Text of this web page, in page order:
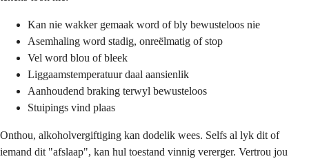
Kan nie wakker gemaak word of bly bewusteloos nie
Asemhaling word stadig, onreëlmatig of stop
Vel word blou of bleek
Liggaamstemperatuur daal aansienlik
Aanhoudend braking terwyl bewusteloos
Stuipings vind plaas
Onthou, alkoholvergiftiging kan dodelik wees. Selfs al lyk dit of
iemand dit "afslaap", kan hul toestand vinnig vererger. Vertrou jou